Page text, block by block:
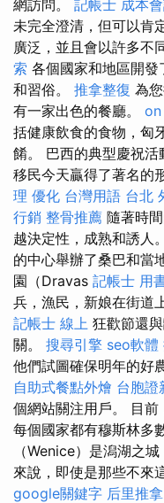
網訪問。 記帳士 成本
未完全澄清，但可以肯
廣泛，並且會以許多不
索 各個國家和地區開
和習俗。 推拿整復 為
有一家出色的餐廳。
括健康飲食的食物，匈
餚。 巴西的典型慶祝
移民今天贏得了著名的
理 優化 台灣用語 台北
行銷 整骨推薦 隨著時
越決定性，成熟和誘人。
的中心舉辦了桑巴和當
園（Dravas 記帳士 用
兵，漁民，新娘在街道
記帳士 線上 狂歡節還
關。 搜尋引擎 seo軟體
他們試圖確保明年的好
自助式餐點外燴 台胞證
個網站關注用戶。 目前
每個國家都有穆斯林多
（Wenice）是潟湖之
來說，即使是那些不來
google關鍵字 后里推拿